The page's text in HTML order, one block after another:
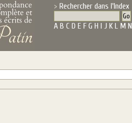
Rechercher dans l'Index
A B C D E F G H I J K L M N